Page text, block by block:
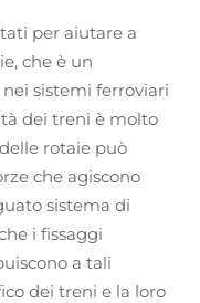
per aiutare a
che è un
sistemi ferroviari
dei treni è molto
rotaie può
che agiscono
sistema di
i fissaggi
a tali
dei treni e la loro